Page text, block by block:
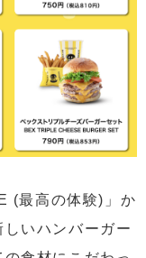
(最高の体験)」か
いハンバーガー